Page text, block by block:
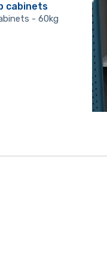
cabinets
- 60kg